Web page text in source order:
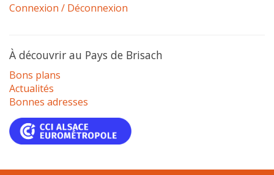
Connexion / Déconnexion
À découvrir au Pays de Brisach
Bons plans
Actualités
Bonnes adresses